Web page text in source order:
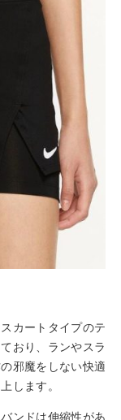
カートタイプのテ
おり、ランやスラ
邪魔をしない快適
します。
ンドは伸縮性があ